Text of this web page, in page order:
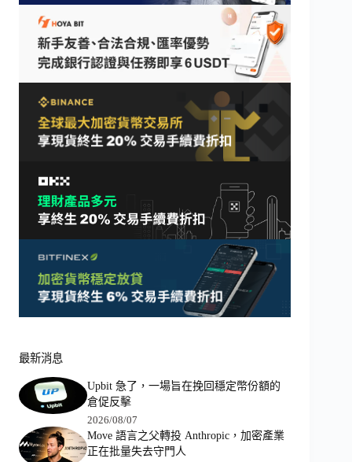
最新消息
Upbit 急了，一場旨在挽回穩定幣份額的
倉促反擊
2026/08/07
Move 語言之父轉投 Anthropic，加密產業
正在批量失去守門人